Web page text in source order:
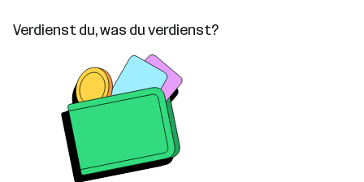
Verdienst du, was du verdienst?